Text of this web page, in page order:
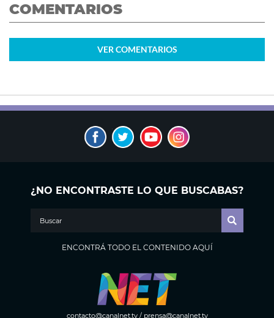
COMENTARIOS
VER COMENTARIOS
¿NO ENCONTRASTE LO QUE BUSCABAS?
ENCONTRÁ TODO EL CONTENIDO AQUÍ
contacto@canalnet.tv/ prensa@canalnet.tv